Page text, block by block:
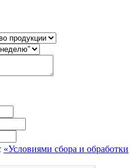
«Условиями сбора и обработки